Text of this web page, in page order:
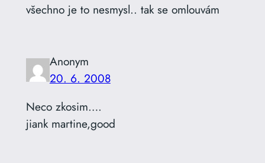
všechno je to nesmysl.. tak se omlouvám
Anonym
20. 6. 2008
Neco zkosim….
jiank martine,good